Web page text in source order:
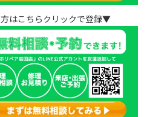
はこちらクリックで登録▼